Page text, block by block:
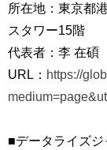
所在地：東京都
スタワー15階
代表者：李 在碩
URL： https://
■データライズ